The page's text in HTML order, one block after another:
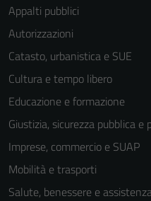
Appalti pubblici
Autorizzazioni
Catasto, urbanistica e SUE
Cultura e tempo libero
Educazione e formazione
Giustizia, sicurezza pubblica e
Imprese, commercio e SUAP
Mobilità e trasporti
Salute, benessere e